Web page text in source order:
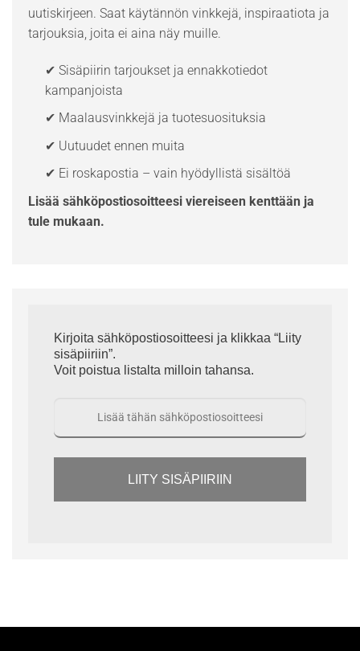
uutiskirjeen. Saat käytännön vinkkejä, inspiraatiota ja
tarjouksia, joita ei aina näy muille.
✔ Sisäpiirin tarjoukset ja ennakkotiedot
kampanjoista
✔ Maalausvinkkejä ja tuotesuosituksia
✔ Uutuudet ennen muita
✔ Ei roskapostia – vain hyödyllistä sisältöä
Lisää sähköpostiosoitteesi viereiseen kenttään ja
tule mukaan.
Kirjoita sähköpostiosoitteesi ja klikkaa “Liity
sisäpiiriin”.
Voit poistua listalta milloin tahansa.
LIITY SISÄPIIRIIN